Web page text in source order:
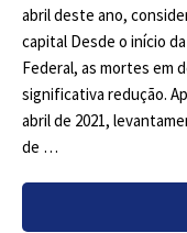
abril deste ano,
capital Desde o início
Federal, as mortes em
significativa redução.
abril de 2021,
de …